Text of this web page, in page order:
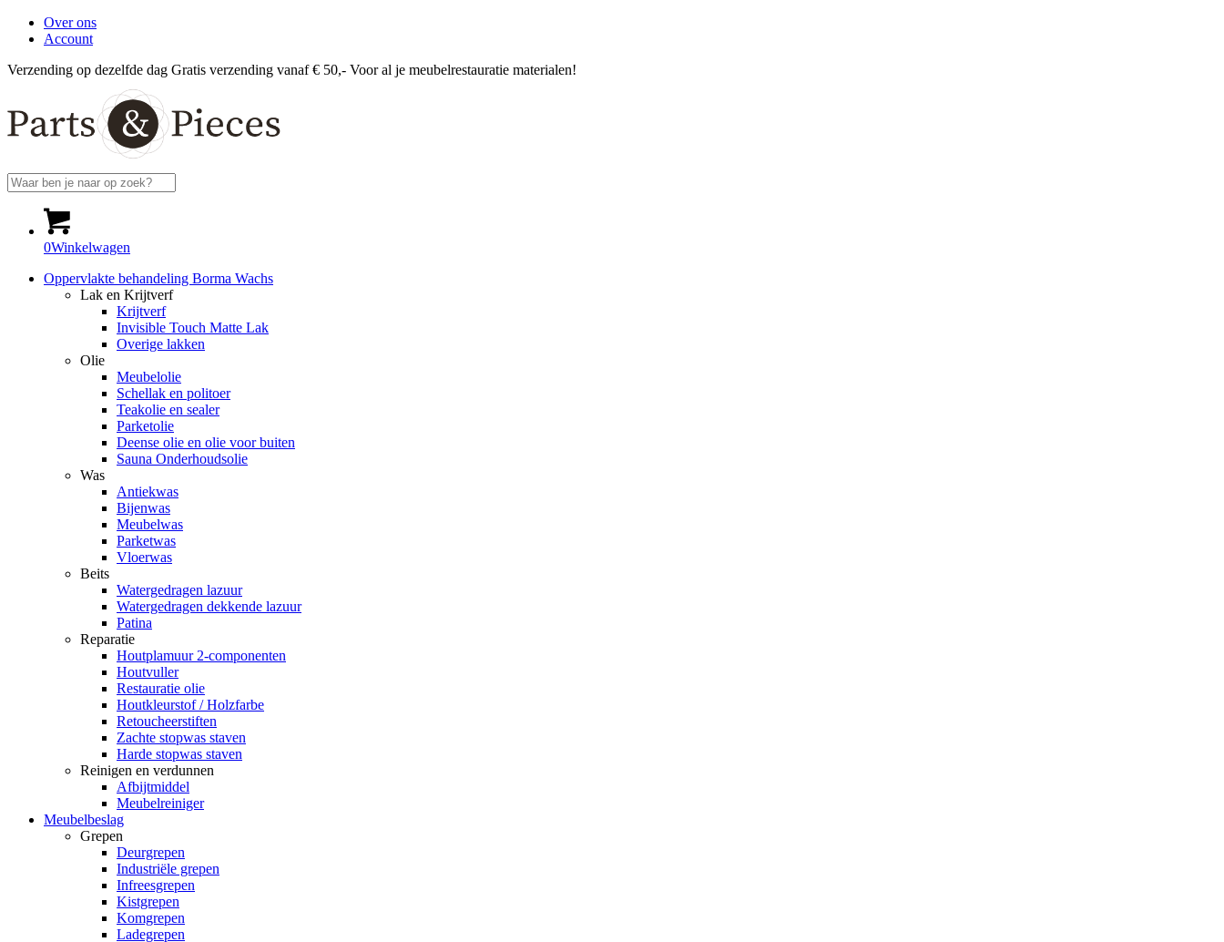
Over ons
Account
Verzending op dezelfde dag Gratis verzending vanaf € 50,- Voor al je meubelrestauratie materialen!
0Winkelwagen
Oppervlakte behandeling Borma Wachs
Lak en Krijtverf
Krijtverf
Invisible Touch Matte Lak
Overige lakken
Olie
Meubelolie
Schellak en politoer
Teakolie en sealer
Parketolie
Deense olie en olie voor buiten
Sauna Onderhoudsolie
Was
Antiekwas
Bijenwas
Meubelwas
Parketwas
Vloerwas
Beits
Watergedragen lazuur
Watergedragen dekkende lazuur
Patina
Reparatie
Houtplamuur 2-componenten
Houtvuller
Restauratie olie
Houtkleurstof / Holzfarbe
Retoucheerstiften
Zachte stopwas staven
Harde stopwas staven
Reinigen en verdunnen
Afbijtmiddel
Meubelreiniger
Meubelbeslag
Grepen
Deurgrepen
Industriële grepen
Infreesgrepen
Kistgrepen
Komgrepen
Ladegrepen